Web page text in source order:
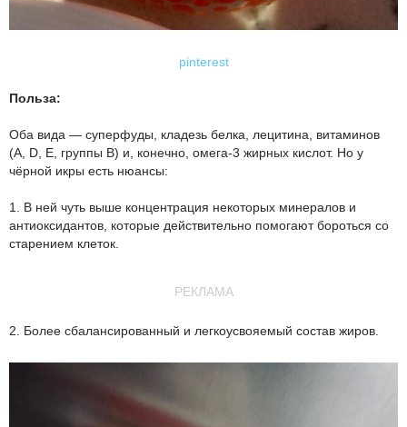
pinterest
Польза:
Оба вида — суперфуды, кладезь белка, лецитина, витаминов
(A, D, E, группы B) и, конечно, омега-3 жирных кислот. Но у
чёрной икры есть нюансы:
1. В ней чуть выше концентрация некоторых минералов и
антиоксидантов, которые действительно помогают бороться со
старением клеток.
РЕКЛАМА
2. Более сбалансированный и легкоусвояемый состав жиров.